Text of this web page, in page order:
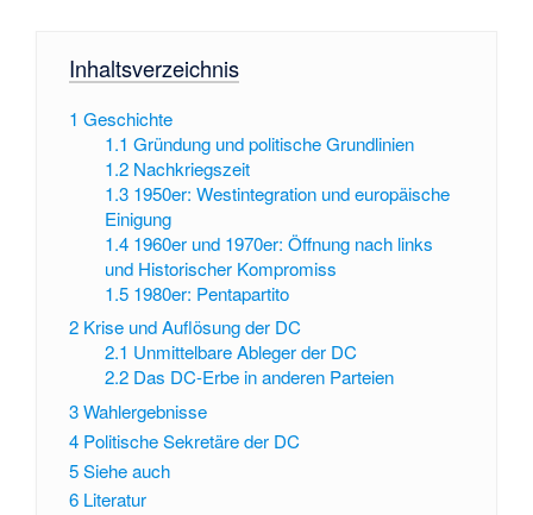
Inhaltsverzeichnis
1 Geschichte
1.1 Gründung und politische Grundlinien
1.2 Nachkriegszeit
1.3 1950er: Westintegration und europäische
Einigung
1.4 1960er und 1970er: Öffnung nach links
und Historischer Kompromiss
1.5 1980er: Pentapartito
2 Krise und Auflösung der DC
2.1 Unmittelbare Ableger der DC
2.2 Das DC-Erbe in anderen Parteien
3Wahlergebnisse
4 Politische Sekretäre der DC
5Siehe auch
6 Literatur